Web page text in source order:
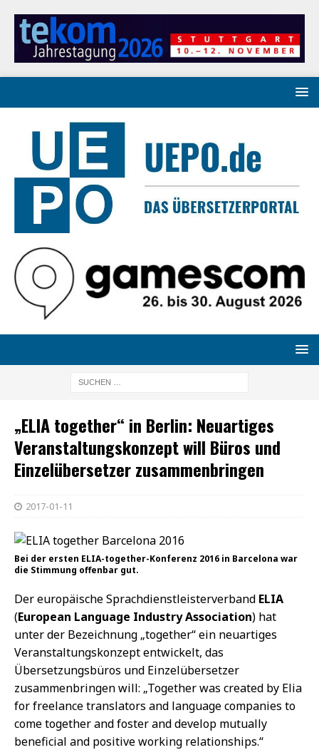
„ELIA together“ in Berlin: Neuartiges
Veranstaltungskonzept will Büros und
Einzelübersetzer zusammenbringen
2017-01-11
Bei der ersten ELIA-together-Konferenz 2016 in Barcelona war
die Stimmung offenbar gut.
Der europäische Sprachdienstleisterverband ELIA
(European Language Industry Association) hat
unter der Bezeichnung „together“ ein neuartiges
Veranstaltungskonzept entwickelt, das
Übersetzungsbüros und Einzelübersetzer
zusammenbringen will: „Together was created by Elia
for freelance translators and language companies to
come together and foster and develop mutually
beneficial and positive working relationships.“